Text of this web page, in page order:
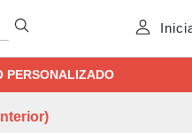
PERSONALIZADO